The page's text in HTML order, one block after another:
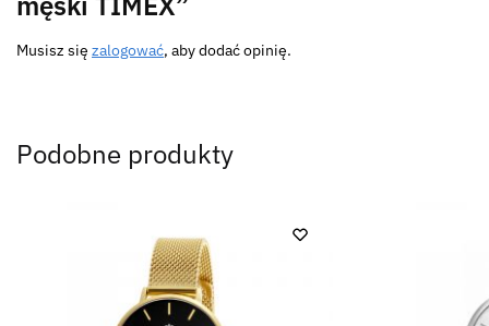
Musisz się zalogować, aby dodać opinię.
Podobne produkty